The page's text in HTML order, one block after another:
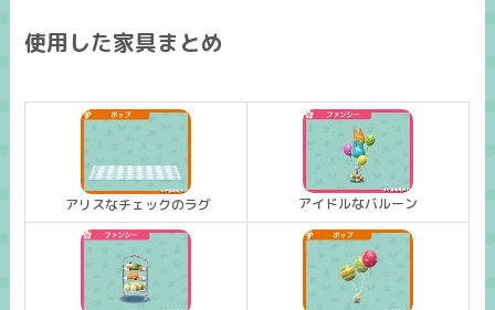
使用した家具まとめ
アリスなチェックのラグ アイドルなバルーン